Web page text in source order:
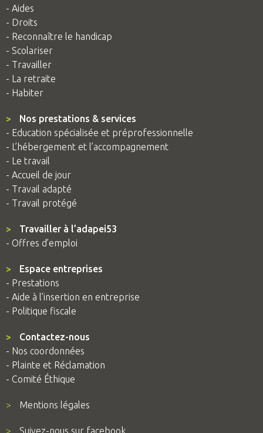
- Aides
- Droits
- Reconnaître le handicap
- Scolariser
- Travailler
- La retraite
- Habiter
>
Nos prestations & services
- Education spécialisée et préprofessionnelle
- L’hébergement et l’accompagnement
- Le travail
- Accueil de jour
- Travail adapté
- Travail protégé
>
Travailler à l’adapei53
- Offres d’emploi
>
Espace entreprises
- Prestations
- Aide à l’insertion en entreprise
- Politique fiscale
>
Contactez-nous
- Nos coordonnées
- Plainte et Réclamation
- Comité Éthique
> Mentions légales
> Suivez-nous sur facebook